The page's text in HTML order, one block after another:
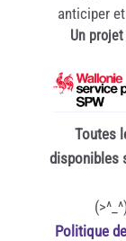
anticiper
Un
Toutes
disponibles
Politique